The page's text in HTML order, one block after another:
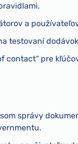
a
testovaní
contact“ pre
správy